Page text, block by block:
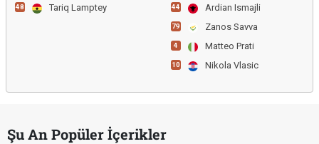
48 Tariq Lamptey 44 Ardian Ismajli
79 Zanos Savva
4 Matteo Prati
10 Nikola Vlasic
Şu An Popüler İçerikler